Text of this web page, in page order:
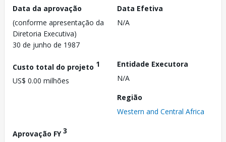
Data da aprovação
(conforme apresentação da
Diretoria Executiva)
30 de junho de 1987
Data Efetiva
N/A
Custo total do projeto 1
US$ 0.00 milhões
Entidade Executora
N/A
Região
Western and Central Africa
Aprovação FY3